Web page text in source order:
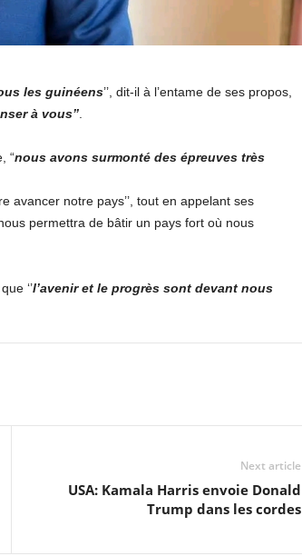
les guinéens’’, dit-il à l’entame de ses propos,
à vous’’.
“nous avons surmonté des épreuves très
avancer notre pays’’, tout en appelant ses
permettra de bâtir un pays fort où nous
‘’l’avenir et le progrès sont devant nous
Next article
USA: Kamala Harris envoie Donald
Trump dans les cordes